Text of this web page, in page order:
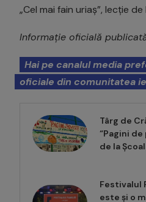
„Cel mai fain uriaș”, lecție
Informație oficială
Hai pe canalul media
oficiale din comunitatea
Târg de
“Pagini
de la
Festivalul
este și o